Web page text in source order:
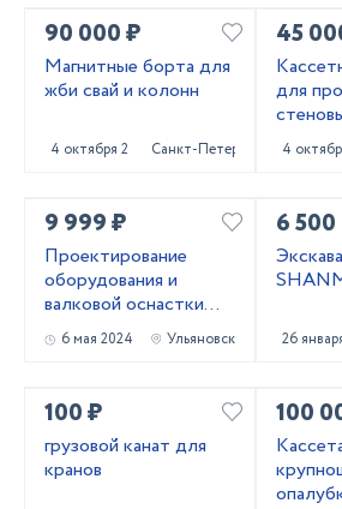
90 000 ₽
Магнитные борта для
жби свай и колонн
4 октября 2024Санкт-Петербург
45
для
ЖБИ
4
9 999 ₽
Проектирование
оборудования и
валковой оснастки
для профилирования
металла
6 мая 2024 Ульяновск
6
26
100 ₽
грузовой канат для
кранов
100